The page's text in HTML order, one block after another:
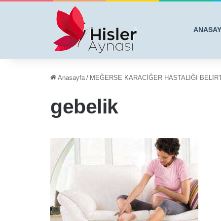
Anasayfa / MEĞERSE KARACİĞER HASTALIĞI
gebelik